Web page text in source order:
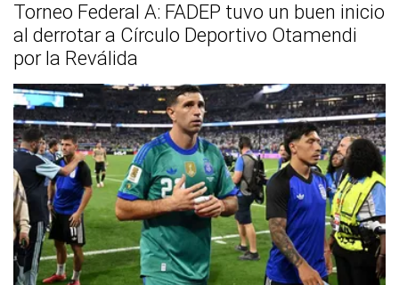
Torneo Federal A: FADEP tuvo un buen inicio
al derrotar a Círculo Deportivo Otamendi
por la Reválida